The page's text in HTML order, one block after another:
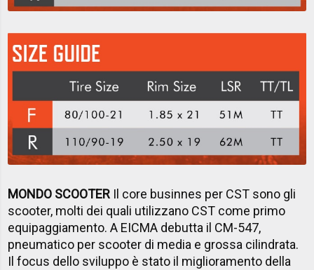
MONDO SCOOTER Il core businnes per CST sono gli
scooter, molti dei quali utilizzano CST come primo
equipaggiamento. A EICMA debutta il CM-547,
pneumatico per scooter di media e grossa cilindrata.
Il focus dello sviluppo è stato il miglioramento della